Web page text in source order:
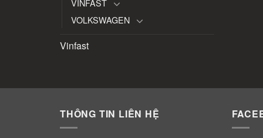
VOLKSWAGEN
Vinfast
THÔNG TIN LIÊN HỆ